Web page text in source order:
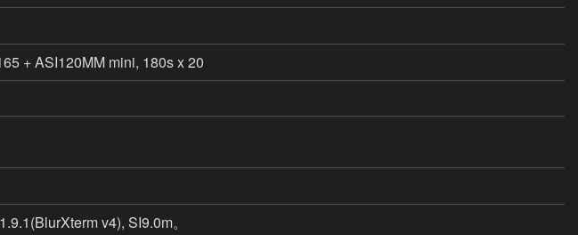
+ ASI120MM mini, 180s x 20
v4), SI9.0m。